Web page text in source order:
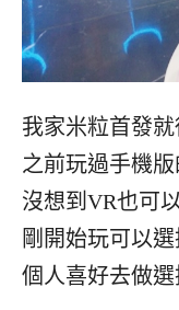
我家米粒首發
之前玩過手機
沒想到VR也可
剛開始玩可以
個人喜好去做選